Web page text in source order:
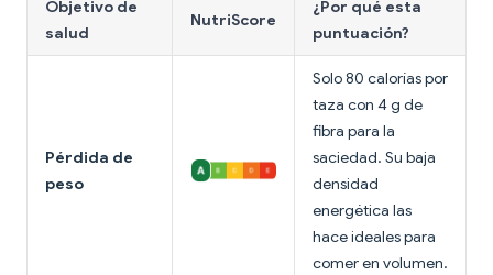
Objetivo de
salud
NutriScore
¿Por qué esta
puntuación?
Pérdida de
peso
Solo 80 calorías por
taza con 4 g de
fibra para la
saciedad. Su baja
densidad
energética las
hace ideales para
comer en volumen.